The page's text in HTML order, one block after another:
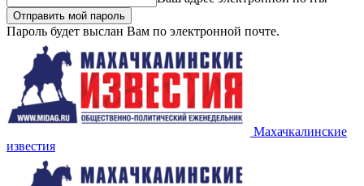
Пароль будет выслан Вам по электронной почте.
Махачкалинские
известия